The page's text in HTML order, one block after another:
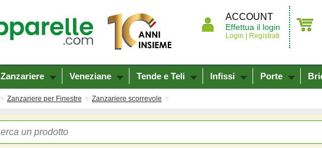
ACCOUNT
Effettua il login
Login | Registrati
Zanzariere Veneziane Tende e Teli Infissi Porte
Zanzariere per Finestre Zanzariere scorrevole